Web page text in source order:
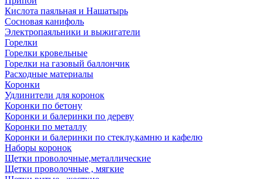
Кислота паяльная и Нашатырь
Сосновая канифоль
Электропаяльники и выжигатели
Горелки
Горелки кровельные
Горелки на газовый баллончик
Расходные материалы
Коронки
Удлинители для коронок
Коронки по бетону
Коронки и балеринки по дереву
Коронки по металлу
Коронки и балеринки по стеклу,камню и кафелю
Наборы коронок
Щетки проволочные,металлические
Щетки проволочные , мягкие